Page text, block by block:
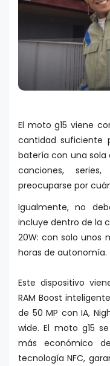
El moto g15 viene
cantidad suficiente
batería con una sola
canciones,
preocuparse por
Igualmente, no
incluye dentro de la
20W: con solo unos
horas de autonomía.
Este dispositivo
RAM Boost
de 50 MP con IA,
wide. El moto g15
más económico
tecnología NFC,